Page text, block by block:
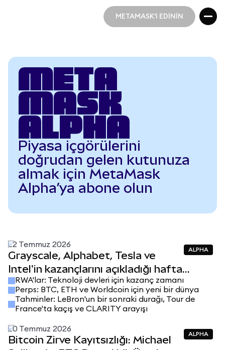
METAMASK'I EDİNİN
META
MASK
ALPHA
Piyasa içgörülerini
doğrudan gelen kutunuza
almak için MetaMask
Alpha’ya abone olun
ALPHA
22 Temmuz 2026
Grayscale, Alphabet, Tesla ve
Intel'in kazançlarını açıkladığı hafta
Worldcoin ETF'i için başvuru yapıyor
RWA'lar: Teknoloji devleri için kazanç zamanı
Perps: BTC, ETH ve Worldcoin için yeni bir dünya
Tahminler: LeBron'un bir sonraki durağı, Tour de
France'ta kaçış ve CLARITY arayışı
ALPHA
20 Temmuz 2026
Bitcoin Zirve Kayıtsızlığı: Michael